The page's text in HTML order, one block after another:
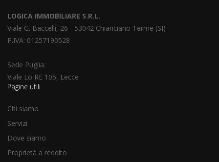
LOGICA IMMOBILIARE S.R.L.
Viale G. Baccelli, 26 - 53042 Chianciano Terme (SI)
P.IVA: 01257190528
Sede Puglia:
Viale Lo RE 105, Lecce
Pagine utili
Chi siamo
Servizi
Dove siamo
Proprietà a reddito